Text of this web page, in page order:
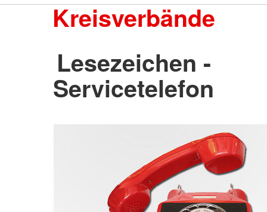
Kreisverbände
Lesezeichen -
Servicetelefon